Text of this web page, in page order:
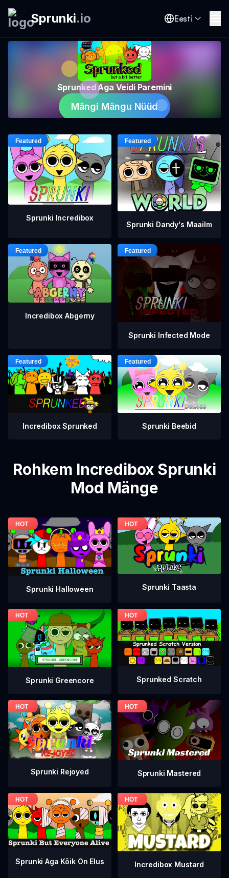
Sprunki.io Eesti
Sprunked Aga Veidi Paremini
Mängi Mängu Nüüd
Sprunki Incredibox
Sprunki Dandy's Maailm
Incredibox Abgerny
Sprunki Infected Mode
Incredibox Sprunked Sprunki Beebid
Rohkem Incredibox Sprunki
Mod Mänge
Sprunki Halloween Sprunki Taasta
Sprunki Greencore Sprunked Scratch
Sprunki Rejoyed Sprunki Mastered
Sprunki Aga Kõik On Elus Incredibox Mustard